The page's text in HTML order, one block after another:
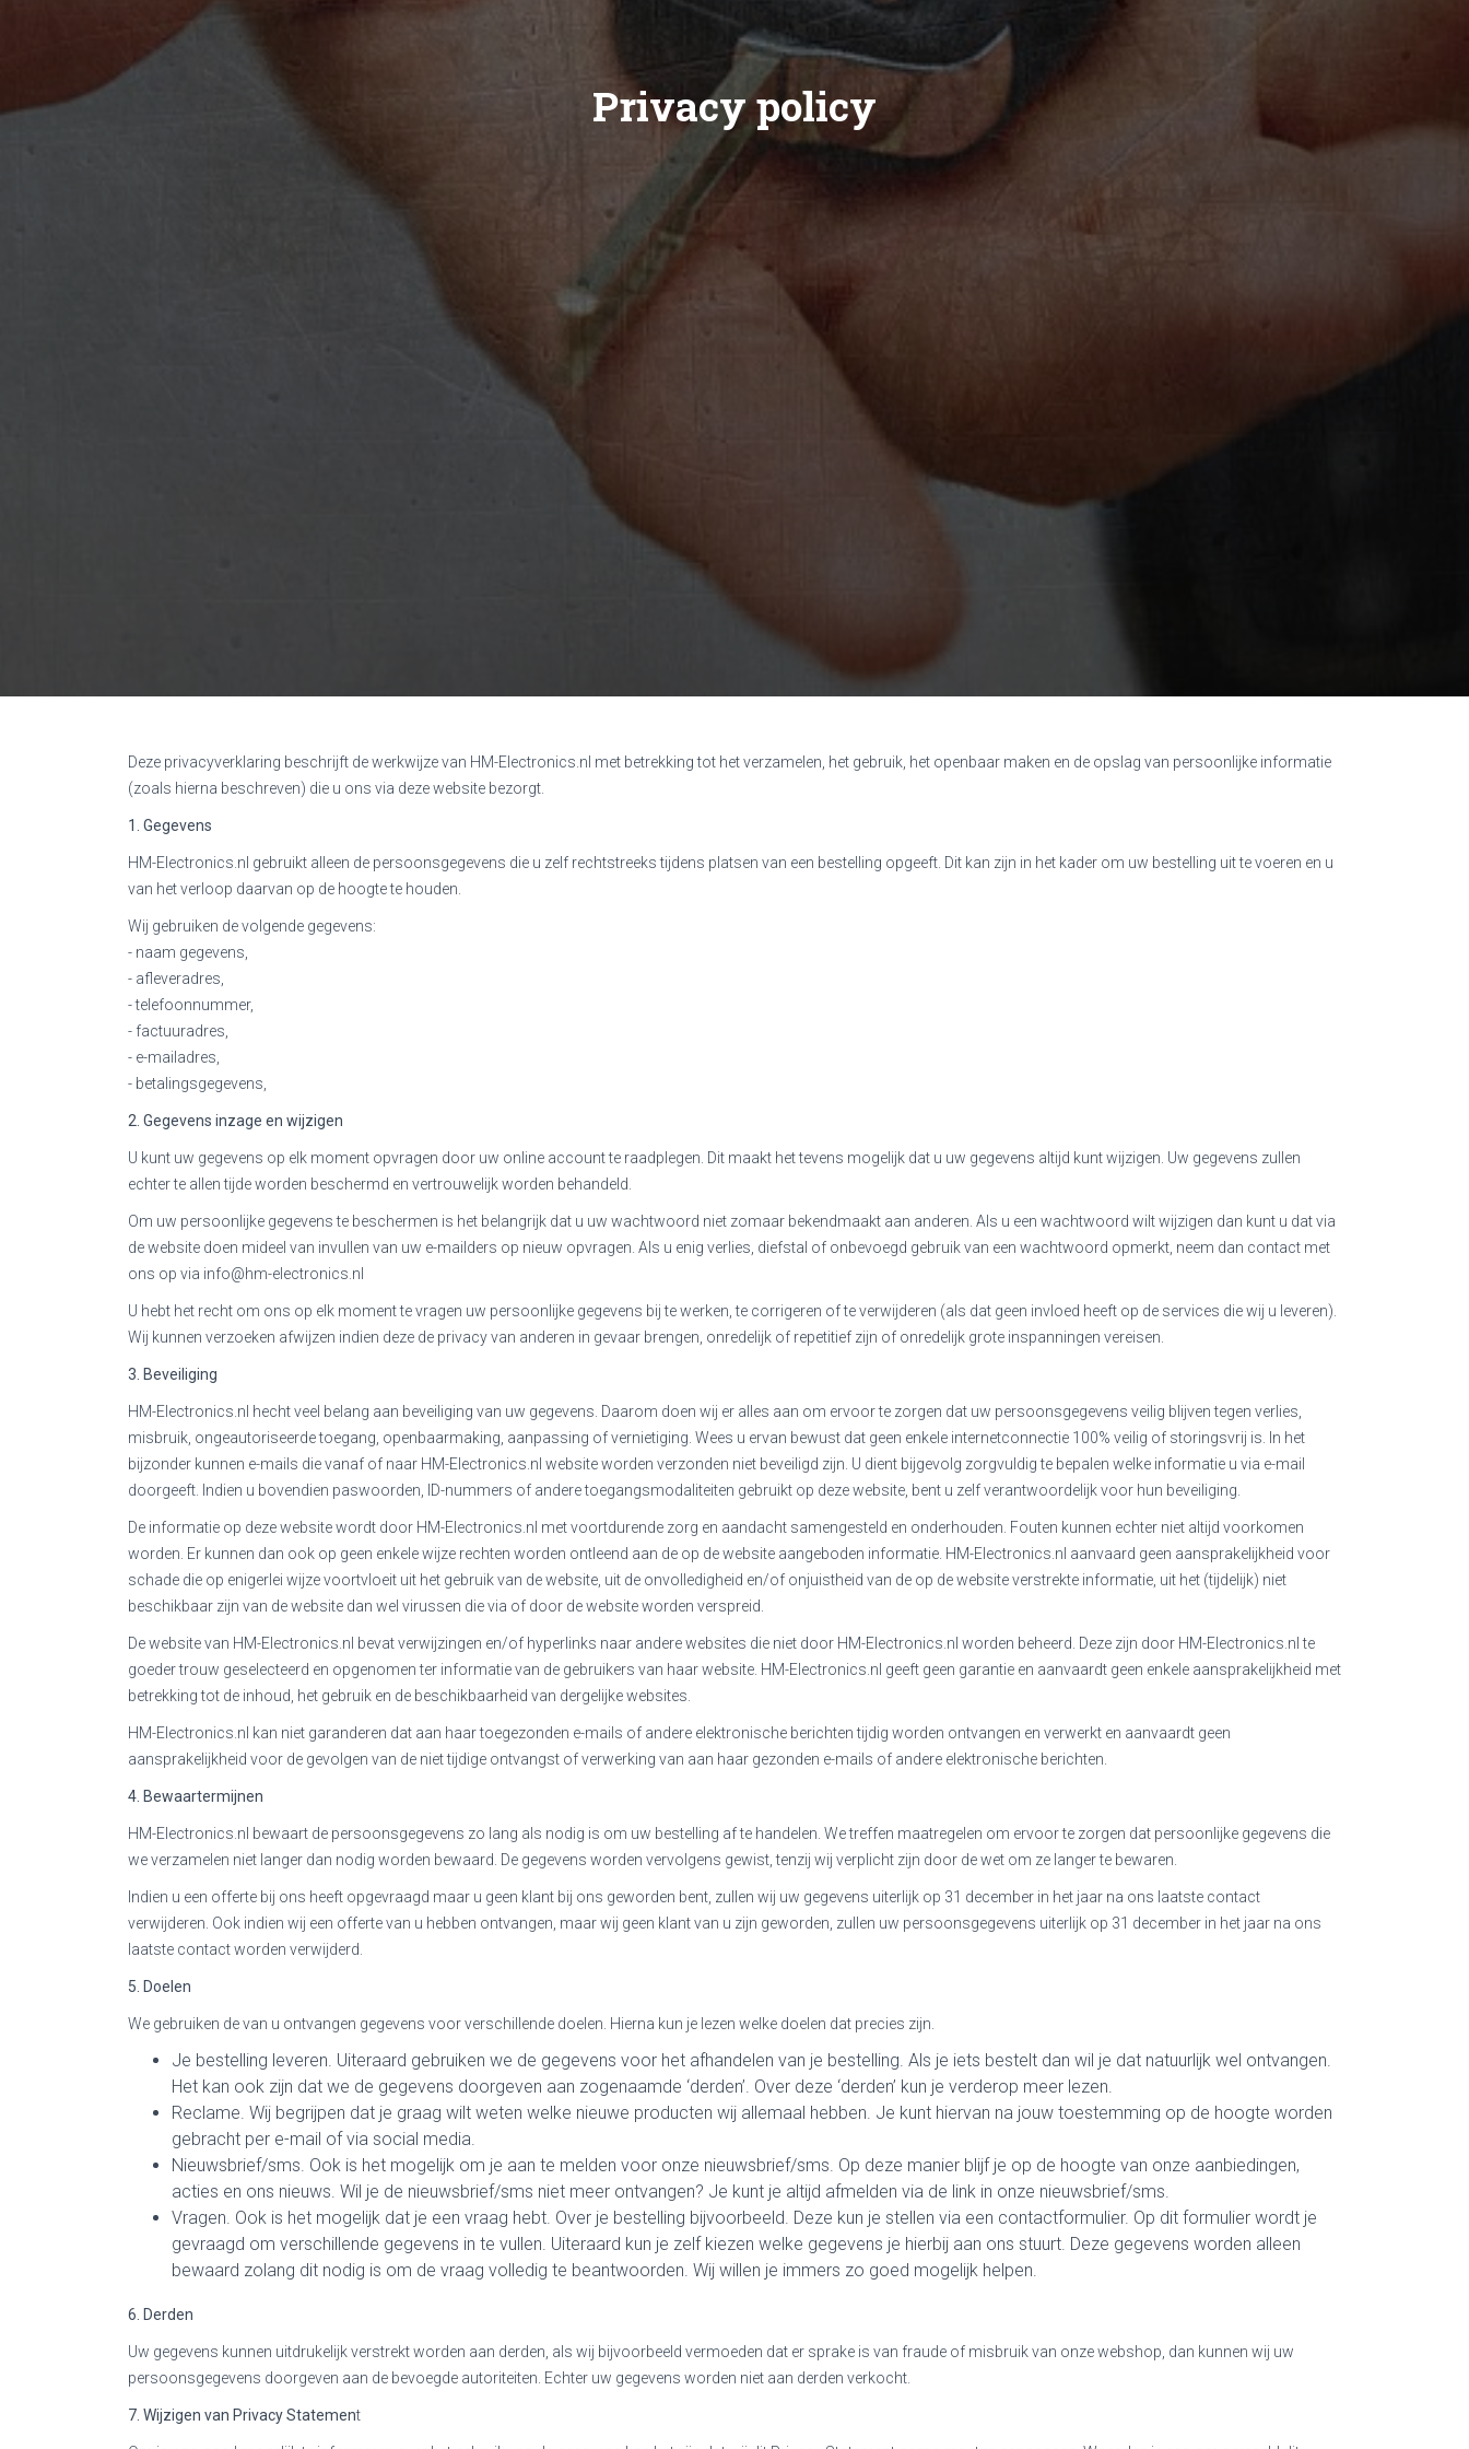
Privacy policy
Deze privacyverklaring beschrijft de werkwijze van HM-Electronics.nl met betrekking tot het verzamelen, het gebruik, het openbaar maken en de opslag van persoonlijke informatie
(zoals hierna beschreven) die u ons via deze website bezorgt.
1. Gegevens
HM-Electronics.nl gebruikt alleen de persoonsgegevens die u zelf rechtstreeks tijdens platsen van een bestelling opgeeft. Dit kan zijn in het kader om uw bestelling uit te voeren en u
van het verloop daarvan op de hoogte te houden.
Wij gebruiken de volgende gegevens:
- naam gegevens,
- afleveradres,
- telefoonnummer,
- factuuradres,
- e-mailadres,
- betalingsgegevens,
2. Gegevens inzage en wijzigen
U kunt uw gegevens op elk moment opvragen door uw online account te raadplegen. Dit maakt het tevens mogelijk dat u uw gegevens altijd kunt wijzigen. Uw gegevens zullen
echter te allen tijde worden beschermd en vertrouwelijk worden behandeld.
Om uw persoonlijke gegevens te beschermen is het belangrijk dat u uw wachtwoord niet zomaar bekendmaakt aan anderen. Als u een wachtwoord wilt wijzigen dan kunt u dat via
de website doen mideel van invullen van uw e-mailders op nieuw opvragen. Als u enig verlies, diefstal of onbevoegd gebruik van een wachtwoord opmerkt, neem dan contact met
ons op via info@hm-electronics.nl
U hebt het recht om ons op elk moment te vragen uw persoonlijke gegevens bij te werken, te corrigeren of te verwijderen (als dat geen invloed heeft op de services die wij u leveren).
Wij kunnen verzoeken afwijzen indien deze de privacy van anderen in gevaar brengen, onredelijk of repetitief zijn of onredelijk grote inspanningen vereisen.
3. Beveiliging
HM-Electronics.nl hecht veel belang aan beveiliging van uw gegevens. Daarom doen wij er alles aan om ervoor te zorgen dat uw persoonsgegevens veilig blijven tegen verlies,
misbruik, ongeautoriseerde toegang, openbaarmaking, aanpassing of vernietiging. Wees u ervan bewust dat geen enkele internetconnectie 100% veilig of storingsvrij is. In het
bijzonder kunnen e-mails die vanaf of naar HM-Electronics.nl website worden verzonden niet beveiligd zijn. U dient bijgevolg zorgvuldig te bepalen welke informatie u via e-mail
doorgeeft. Indien u bovendien paswoorden, ID-nummers of andere toegangsmodaliteiten gebruikt op deze website, bent u zelf verantwoordelijk voor hun beveiliging.
De informatie op deze website wordt door HM-Electronics.nl met voortdurende zorg en aandacht samengesteld en onderhouden. Fouten kunnen echter niet altijd voorkomen
worden. Er kunnen dan ook op geen enkele wijze rechten worden ontleend aan de op de website aangeboden informatie. HM-Electronics.nl aanvaard geen aansprakelijkheid voor
schade die op enigerlei wijze voortvloeit uit het gebruik van de website, uit de onvolledigheid en/of onjuistheid van de op de website verstrekte informatie, uit het (tijdelijk) niet
beschikbaar zijn van de website dan wel virussen die via of door de website worden verspreid.
De website van HM-Electronics.nl bevat verwijzingen en/of hyperlinks naar andere websites die niet door HM-Electronics.nl worden beheerd. Deze zijn door HM-Electronics.nl te
goeder trouw geselecteerd en opgenomen ter informatie van de gebruikers van haar website. HM-Electronics.nl geeft geen garantie en aanvaardt geen enkele aansprakelijkheid met
betrekking tot de inhoud, het gebruik en de beschikbaarheid van dergelijke websites.
HM-Electronics.nl kan niet garanderen dat aan haar toegezonden e-mails of andere elektronische berichten tijdig worden ontvangen en verwerkt en aanvaardt geen
aansprakelijkheid voor de gevolgen van de niet tijdige ontvangst of verwerking van aan haar gezonden e-mails of andere elektronische berichten.
4. Bewaartermijnen
HM-Electronics.nl bewaart de persoonsgegevens zo lang als nodig is om uw bestelling af te handelen. We treffen maatregelen om ervoor te zorgen dat persoonlijke gegevens die
we verzamelen niet langer dan nodig worden bewaard. De gegevens worden vervolgens gewist, tenzij wij verplicht zijn door de wet om ze langer te bewaren.
Indien u een offerte bij ons heeft opgevraagd maar u geen klant bij ons geworden bent, zullen wij uw gegevens uiterlijk op 31 december in het jaar na ons laatste contact
verwijderen. Ook indien wij een offerte van u hebben ontvangen, maar wij geen klant van u zijn geworden, zullen uw persoonsgegevens uiterlijk op 31 december in het jaar na ons
laatste contact worden verwijderd.
5. Doelen
We gebruiken de van u ontvangen gegevens voor verschillende doelen. Hierna kun je lezen welke doelen dat precies zijn.
Je bestelling leveren. Uiteraard gebruiken we de gegevens voor het afhandelen van je bestelling. Als je iets bestelt dan wil je dat natuurlijk wel ontvangen.
Het kan ook zijn dat we de gegevens doorgeven aan zogenaamde ‘derden’. Over deze ‘derden’ kun je verderop meer lezen.
Reclame. Wij begrijpen dat je graag wilt weten welke nieuwe producten wij allemaal hebben. Je kunt hiervan na jouw toestemming op de hoogte worden
gebracht per e-mail of via social media.
Nieuwsbrief/sms. Ook is het mogelijk om je aan te melden voor onze nieuwsbrief/sms. Op deze manier blijf je op de hoogte van onze aanbiedingen,
acties en ons nieuws. Wil je de nieuwsbrief/sms niet meer ontvangen? Je kunt je altijd afmelden via de link in onze nieuwsbrief/sms.
Vragen. Ook is het mogelijk dat je een vraag hebt. Over je bestelling bijvoorbeeld. Deze kun je stellen via een contactformulier. Op dit formulier wordt je
gevraagd om verschillende gegevens in te vullen. Uiteraard kun je zelf kiezen welke gegevens je hierbij aan ons stuurt. Deze gegevens worden alleen
bewaard zolang dit nodig is om de vraag volledig te beantwoorden. Wij willen je immers zo goed mogelijk helpen.
6. Derden
Uw gegevens kunnen uitdrukelijk verstrekt worden aan derden, als wij bijvoorbeeld vermoeden dat er sprake is van fraude of misbruik van onze webshop, dan kunnen wij uw
persoonsgegevens doorgeven aan de bevoegde autoriteiten. Echter uw gegevens worden niet aan derden verkocht.
7. Wijzigen van Privacy Statement